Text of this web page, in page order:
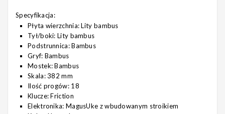
Specyfikacja:
Płyta wierzchnia: Lity bambus
Tył/boki: Lity bambus
Podstrunnica: Bambus
Gryf: Bambus
Mostek: Bambus
Skala: 382 mm
Ilość progów: 18
Klucze: Friction
Elektronika: MagusUke z wbudowanym stroikiem